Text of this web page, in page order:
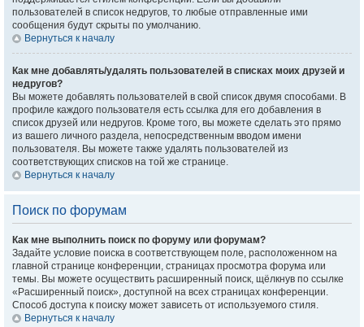
пользователей в список недругов, то любые отправленные ими
сообщения будут скрыты по умолчанию.
Вернуться к началу
Как мне добавлять/удалять пользователей в списках моих друзей и
недругов?
Вы можете добавлять пользователей в свой список двумя способами. В
профиле каждого пользователя есть ссылка для его добавления в
список друзей или недругов. Кроме того, вы можете сделать это прямо
из вашего личного раздела, непосредственным вводом имени
пользователя. Вы можете также удалять пользователей из
соответствующих списков на той же странице.
Вернуться к началу
Поиск по форумам
Как мне выполнить поиск по форуму или форумам?
Задайте условие поиска в соответствующем поле, расположенном на
главной странице конференции, страницах просмотра форума или
темы. Вы можете осуществить расширенный поиск, щёлкнув по ссылке
«Расширенный поиск», доступной на всех страницах конференции.
Способ доступа к поиску может зависеть от используемого стиля.
Вернуться к началу